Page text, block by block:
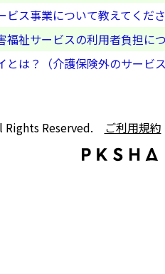
ビス事業について教えてくだ
福祉サービスの利用者負担に
とは？（介護保険外のサービ
Reserved. ご利用規約